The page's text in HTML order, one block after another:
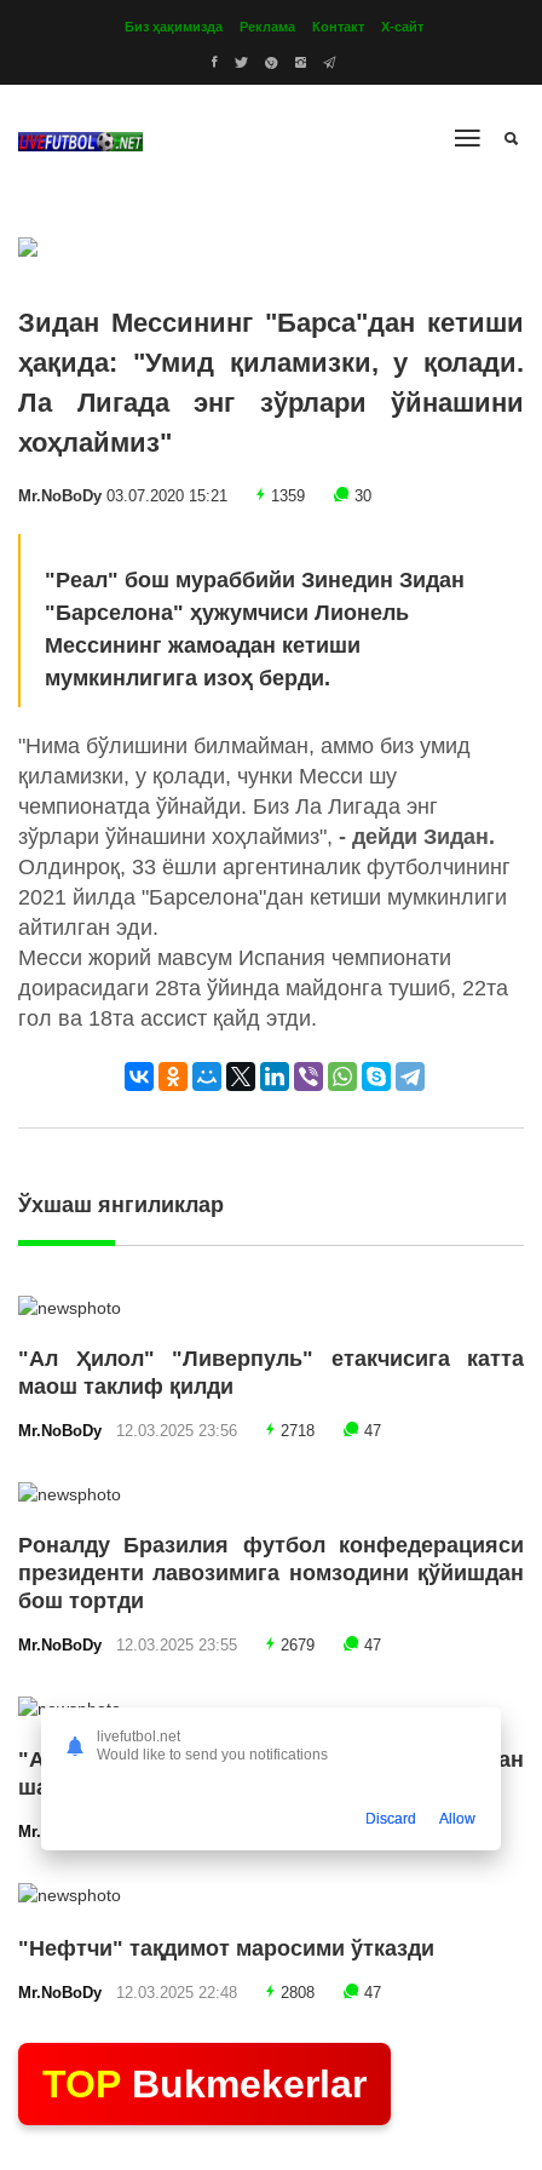
Биз ҳақимизда Реклама Контакт Х-сайт
Зидан Мессининг "Барса"дан кетиши
ҳақида: "Умид қиламизки, у қолади.
Ла Лигада энг зўрлари ўйнашини
хоҳлаймиз"
Mr.NoBoDy 03.07.2020 15:21 1359 30
"Реал" бош мураббийи Зинедин Зидан
"Барселона" ҳужумчиси Лионель
Мессининг жамоадан кетиши
мумкинлигига изоҳ берди.
"Нима бўлишини билмайман, аммо биз умид
қиламизки, у қолади, чунки Месси шу
чемпионатда ўйнайди. Биз Ла Лигада энг
зўрлари ўйнашини хоҳлаймиз", - дейди Зидан.
Олдинроқ, 33 ёшли аргентиналик футболчининг
2021 йилда "Барселона"дан кетиши мумкинлиги
айтилган эди.
Месси жорий мавсум Испания чемпионати
доирасидаги 28та ўйинда майдонга тушиб, 22та
гол ва 18та ассист қайд этди.
Ўхшаш янгиликлар
"Ал Ҳилол" "Ливерпуль" етакчисига катта
маош таклиф қилди
Mr.NoBoDy 12.03.2025 23:56 2718 47
Роналду Бразилия футбол конфедерацияси
президенти лавозимига номзодини қўйишдан
бош тортди
Mr.NoBoDy 12.03.2025 23:55 2679 47
"Арсенал" икки ярим ҳимоячи билан
шартнома имзолашга яқин
Mr.NoBoDy
"Нефтчи" тақдимот маросими ўтказди
Mr.NoBoDy 12.03.2025 22:48 2808 47
TOP Bukmekerlar
livefutbol.net
Would like to send you notifications
Discard Allow